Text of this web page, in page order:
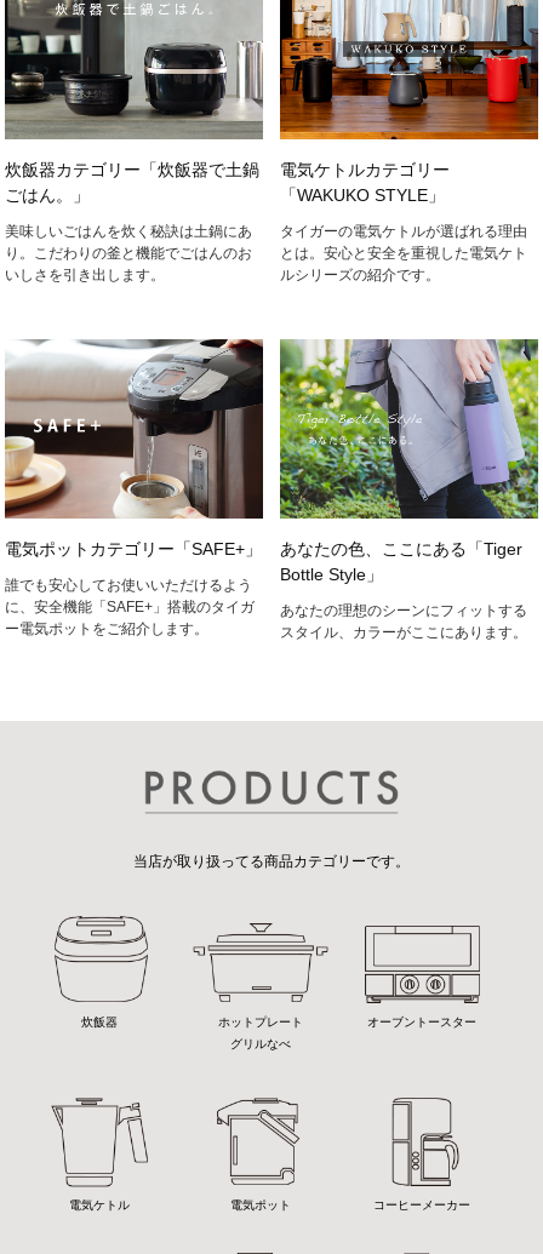
炊飯器カテゴリー「炊飯器で土鍋
ごはん。」
美味しいごはんを炊く秘訣は土鍋にあ
り。こだわりの釜と機能でごはんのお
いしさを引き出します。
電気ケトルカテゴリー
「WAKUKO STYLE」
タイガーの電気ケトルが選ばれる理由
とは。安心と安全を重視した電気ケト
ルシリーズの紹介です。
電気ポットカテゴリー「SAFE+」
誰でも安心してお使いいただけるよう
に、安全機能「SAFE+」搭載のタイガ
ー電気ポットをご紹介します。
あなたの色、ここにある「Tiger
Bottle Style」
あなたの理想のシーンにフィットする
スタイル、カラーがここにあります。
当店が取り扱ってる商品カテゴリーです。
炊飯器
ホットプレート
グリルなべ
オーブントースター
電気ケトル 電気ポット コーヒーメーカー